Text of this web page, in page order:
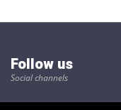
Follow us
Social channels